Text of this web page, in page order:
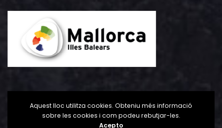
Aquest lloc utilitza cookies. Obteniu més informació
sobre les cookies i com podeu rebutjar-les.
Acepto